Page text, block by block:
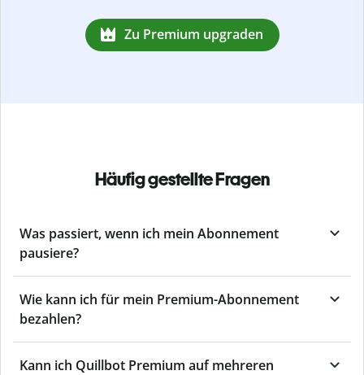
Zu Premium upgraden
Häufig gestellte Fragen
Was passiert, wenn ich mein Abonnement
pausiere?
Wie kann ich für mein Premium-Abonnement
bezahlen?
Kann ich Quillbot Premium auf mehreren